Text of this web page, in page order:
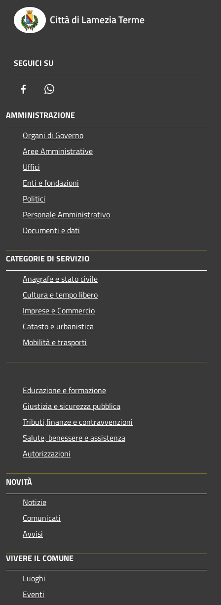
Città di Lamezia Terme
SEGUICI SU
Facebook
AMMINISTRAZIONE
Organi di Governo
Aree Amministrative
Uffici
Enti e fondazioni
Politici
Personale Amministrativo
Documenti e dati
CATEGORIE DI SERVIZIO
Anagrafe e stato civile
Cultura e tempo libero
Imprese e Commercio
Catasto e urbanistica
Mobilità e trasporti
Educazione e formazione
Giustizia e sicurezza pubblica
Tributi,finanze e contravvenzioni
Salute, benessere e assistenza
Autorizzazioni
NOVITÀ
Notizie
Comunicati
Avvisi
VIVERE IL COMUNE
Luoghi
Eventi